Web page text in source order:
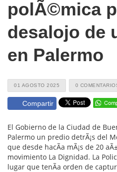
polÃ©mica
desalojo de
en Palermo
01 AGOSTO 2025 0
Compartir
El Gobierno de la Ciudad de
Palermo un predio detrÃ¡s del
que desde hacÃ­a mÃ¡s de 20
movimiento La Dignidad. La
lugar que tenÃ­a orden de